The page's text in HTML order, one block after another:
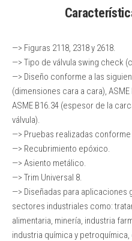
—> Figuras 2118, 2318 y 2618.
—> Tipo de válvula swing check
—> Diseño conforme a las
(dimensiones cara a cara),
ASME B16.34 (espesor de la
válvula).
—> Pruebas realizadas conforme
—> Recubrimiento epóxico.
—> Asiento metálico.
—> Trim Universal 8.
—> Diseñadas para aplicaciones
sectores industriales como:
alimentaria, minería, industria
industria química y